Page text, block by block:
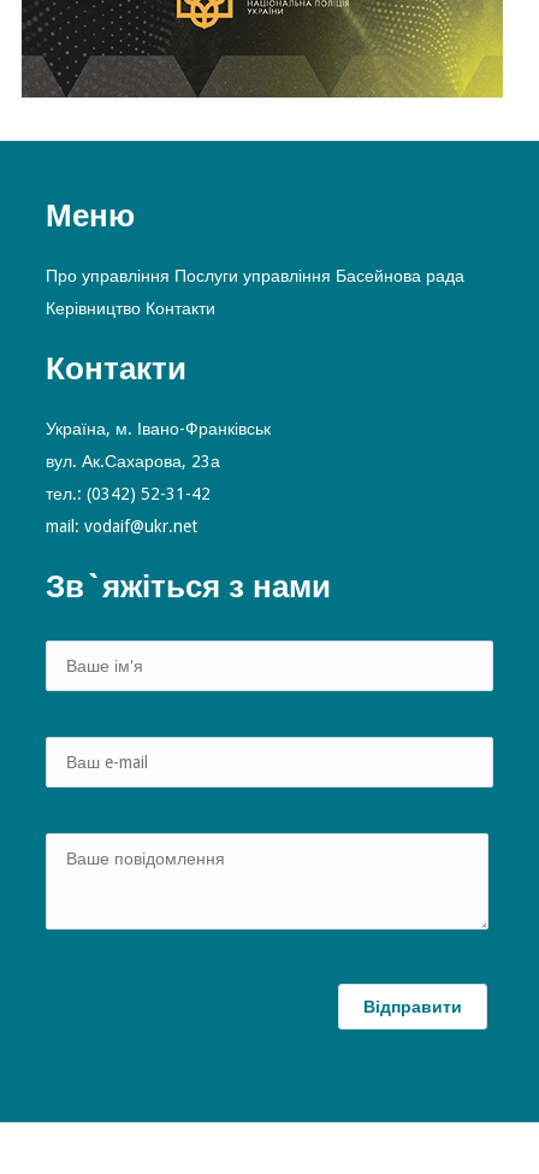
Меню
Про управління Послуги управління Басейнова рада
Керівництво Контакти
Контакти
Україна, м. Івано-Франківськ
вул. Ак.Сахарова, 23а
тел.: (0342) 52-31-42
mail: vodaif@ukr.net
Зв`яжіться з нами